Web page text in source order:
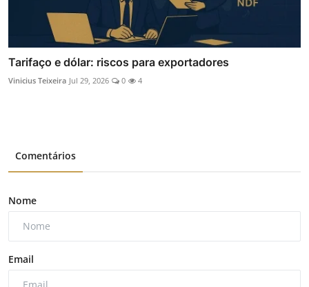
Tarifaço e dólar: riscos para exportadores
Vinicius Teixeira Jul 29, 2026 0 4
Comentários
Nome
Email